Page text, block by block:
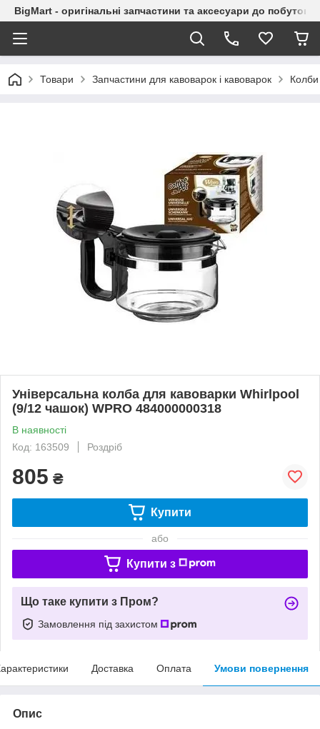
BigMart - оригінальні запчастини та аксесуари до побутової
Товари Запчастини для кавоварок і кавоварок
Універсальна колба для кавоварки Whirlpool
(9/12 чашок) WPRO 484000000318
В наявності
Код: 163509
Роздріб
805 ₴
Купити
або
Купити з
Що таке купити з Пром?
Замовлення під захистом
Доставка Оплата Умови повернення
Опис